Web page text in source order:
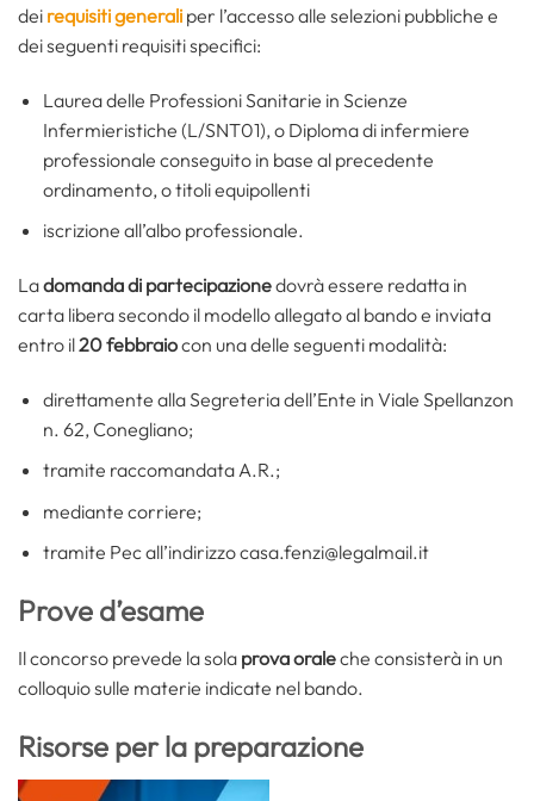
dei requisiti generali per l’accesso alle selezioni pubbliche e
dei seguenti requisiti specifici:
Laurea delle Professioni Sanitarie in Scienze
Infermieristiche (L/SNT01), o Diploma di infermiere
professionale conseguito in base al precedente
ordinamento, o titoli equipollenti
iscrizione all’albo professionale.
Ladomanda di partecipazionedovrà essere redatta in
carta libera secondo il modello allegato al bando e inviata
entro il20 febbraiocon una delle seguenti modalità:
direttamente alla Segreteria dell’Ente in Viale Spellanzon
n. 62, Conegliano;
tramite raccomandata A.R.;
mediante corriere;
tramite Pec all’indirizzo casa.fenzi@legalmail.it
Prove d’esame
Il concorso prevede la sola prova oraleche consisterà in un
colloquio sulle materie indicate nel bando.
Risorse per la preparazione